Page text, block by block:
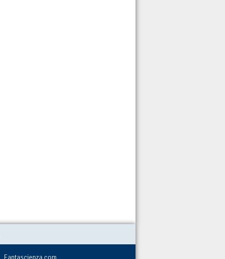
Fantascienza.com